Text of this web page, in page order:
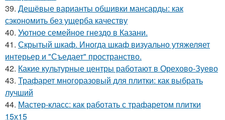
39. Дешёвые варианты обшивки мансарды: как
сэкономить без ущерба качеству
40. Уютное семейное гнездо в Казани.
41. Скрытый шкаф. Иногда шкаф визуально утяжеляет
интерьер и "Съедает" пространство.
42. Какие культурные центры работают в Орехово-Зуево
43. Трафарет многоразовый для плитки: как выбрать
лучший
44. Мастер-класс: как работать с трафаретом плитки
15х15